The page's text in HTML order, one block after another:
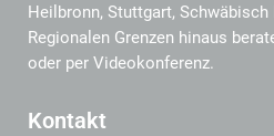
Heilbronn, Stuttgart,
Regionalen Grenzen hinaus
oder per Videokonferenz.
Kontakt